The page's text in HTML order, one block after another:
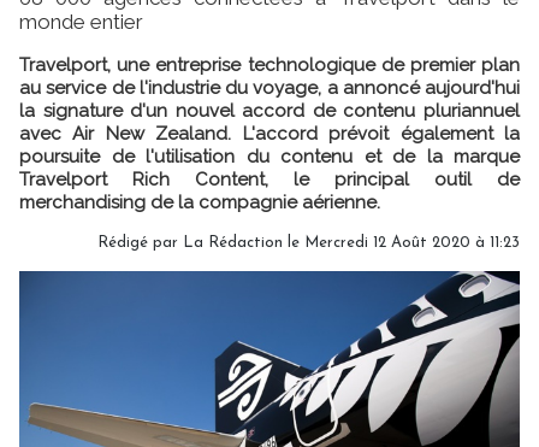
monde entier
Travelport, une entreprise technologique de premier plan
au service de l'industrie du voyage, a annoncé aujourd'hui
la signature d'un nouvel accord de contenu pluriannuel
avec Air New Zealand. L'accord prévoit également la
poursuite de l'utilisation du contenu et de la marque
Travelport Rich Content, le principal outil de
merchandising de la compagnie aérienne.
Rédigé par La Rédaction le Mercredi 12 Août 2020 à 11:23